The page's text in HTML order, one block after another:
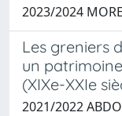
2023/2024
Les greniers
un
(XIXe-XXIe
2021/2022